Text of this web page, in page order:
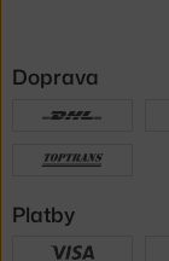
Doprava
Platby